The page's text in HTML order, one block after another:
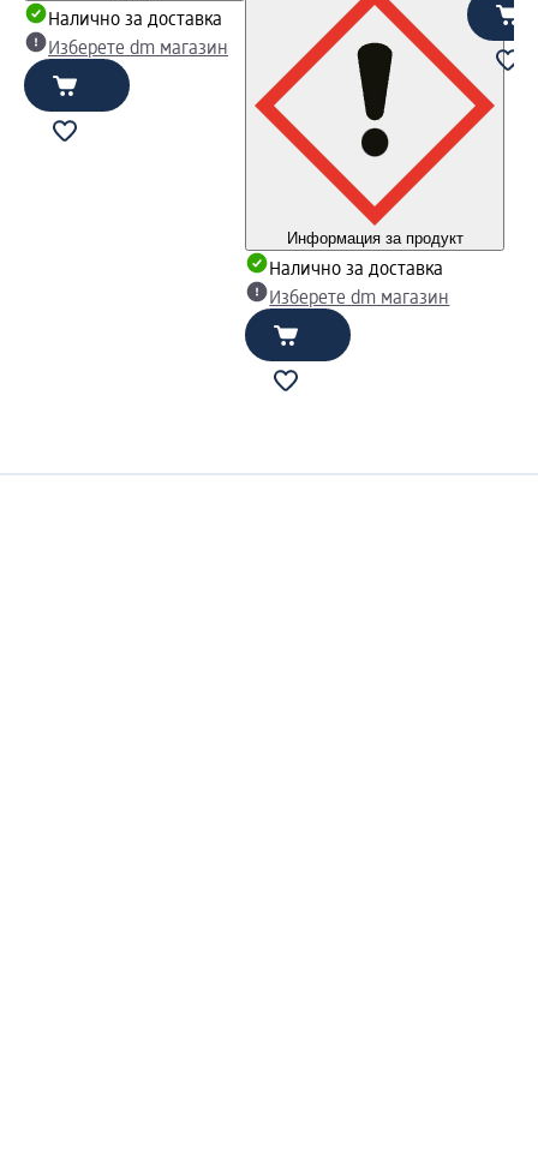
Налично за доставка
Изберете dm магазин
Информация за продукт
Налично за доставка
Изберете dm магазин